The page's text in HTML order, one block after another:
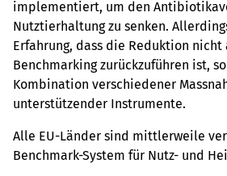
implementiert, um den
Nutztierhaltung zu senken.
Erfahrung, dass die Reduktion
Benchmarking zurückzuführen ist,
Kombination verschiedener
unterstützender Instrumente.
Alle EU-Länder sind mittlerweile
Benchmark-System für Nutz- und